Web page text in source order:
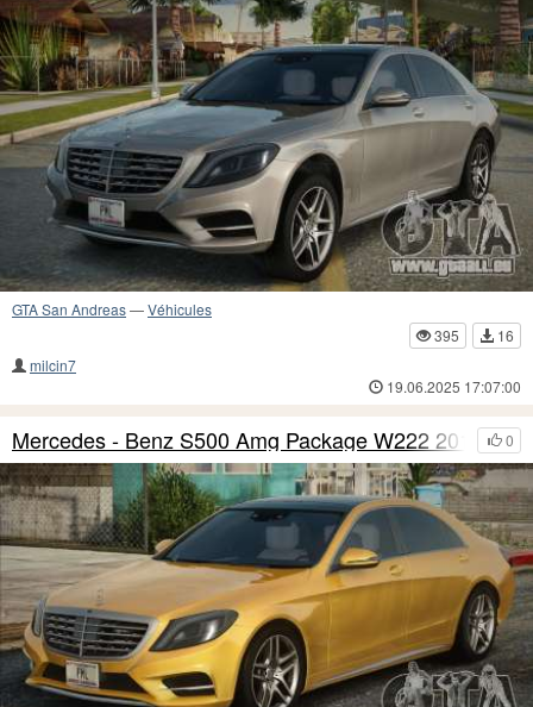
GTA San Andreas—Véhicules
395
16
milcin7
19.06.2025 17:07:00
0
Mercedes - Benz S500 Amg Package W222 2014